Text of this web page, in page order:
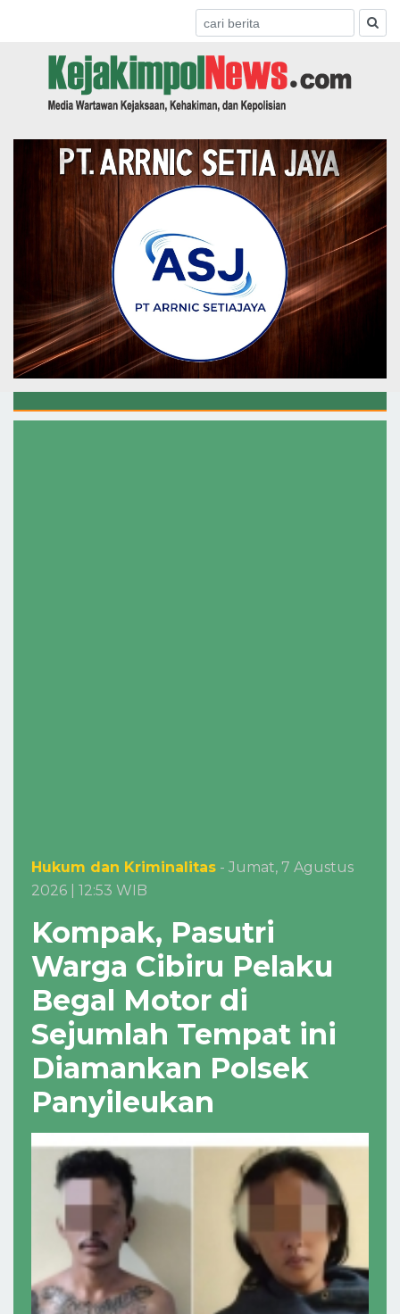
Hukum dan Kriminalitas - Jumat, 7 Agustus
2026 | 12:53 WIB
Kompak, Pasutri
Warga Cibiru Pelaku
Begal Motor di
Sejumlah Tempat ini
Diamankan Polsek
Panyileukan